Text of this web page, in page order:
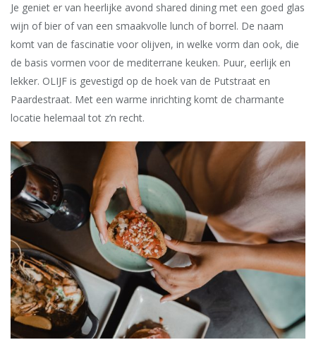
Je geniet er van heerlijke avond shared dining met een goed glas
wijn of bier of van een smaakvolle lunch of borrel. De naam
komt van de fascinatie voor olijven, in welke vorm dan ook, die
de basis vormen voor de mediterrane keuken. Puur, eerlijk en
lekker. OLIJF is gevestigd op de hoek van de Putstraat en
Paardestraat. Met een warme inrichting komt de charmante
locatie helemaal tot z’n recht.